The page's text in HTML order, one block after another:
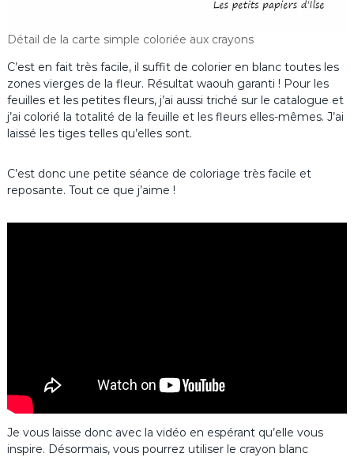
Détail de la carte simple coloriée aux crayons
C’est en fait très facile, il suffit de colorier en blanc toutes les
zones vierges de la fleur. Résultat waouh garanti ! Pour les
feuilles et les petites fleurs, j’ai aussi triché sur le catalogue et
j’ai colorié la totalité de la feuille et les fleurs elles-mêmes. J’ai
laissé les tiges telles qu’elles sont.
C’est donc une petite séance de coloriage très facile et
reposante. Tout ce que j’aime !
Je vous laisse donc avec la vidéo en espérant qu’elle vous
inspire. Désormais, vous pourrez utiliser le crayon blanc